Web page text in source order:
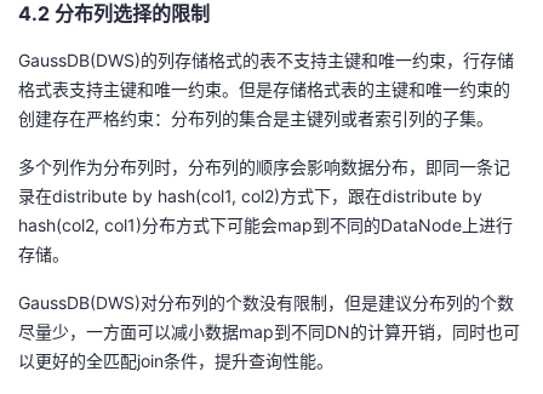
4.2 分布列选择的限制
GaussDB(DWS)的列存储格式的表不支持主键和唯一约束，行存储
格式表支持主键和唯一约束。但是存储格式表的主键和唯一约束的
创建存在严格约束：分布列的集合是主键列或者索引列的子集。
多个列作为分布列时，分布列的顺序会影响数据分布，即同一条记
录在distribute by hash(col1, col2)方式下，跟在distribute by
hash(col2, col1)分布方式下可能会map到不同的DataNode上进行
存储。
GaussDB(DWS)对分布列的个数没有限制，但是建议分布列的个数
尽量少，一方面可以减小数据map到不同DN的计算开销，同时也可
以更好的全匹配join条件，提升查询性能。